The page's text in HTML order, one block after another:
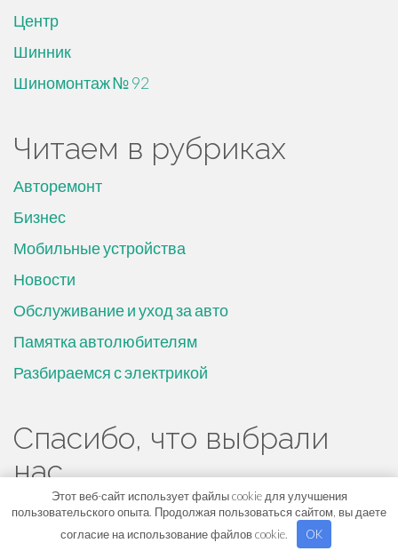
Центр
Шинник
Шиномонтаж № 92
Читаем в рубриках
Авторемонт
Бизнес
Мобильные устройства
Новости
Обслуживание и уход за авто
Памятка автолюбителям
Разбираемся с электрикой
Спасибо, что выбрали
нас
Этот веб-сайт использует файлы cookie для улучшения
пользовательского опыта. Продолжая пользоваться сайтом, вы даете
согласие на использование файлов cookie.
OK